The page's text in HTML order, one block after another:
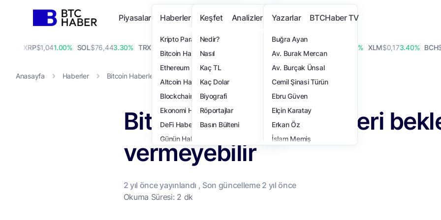
Piyasalar Haberler
Kripto Para Haberi
Bitcoin Haberleri
Ethereum Haberleri
Altcoin Haberleri
Blockchain Haberleri
Ekonomi Haberleri
DeFi Haberleri
Günün Haberleri
Teknoloji Haberleri
NFT Haberleri
Öne Çıkanlar
Finans Haberleri
Keşfet
Nedir?
Nasıl
Kaç TL
Kaç Dolar
Biyografi
Röportajlar
Basın Bülteni
Analizler Yazarlar
Buğra Ayan
Av. Burak Mercan
Av. Burçak Ünsal
Cemil Şinasi Türün
Ebru Güven
Elçin Karatay
Erkan Öz
İslam Memiş
Tansel Kaya
BTCHaber TV
XRP$1,041.00% SOL$76,443.30% TRX$0,33 XLM$0,173.40% BCH
Anasayfa Haberler Bitcoin Haberleri
Bitcoin’de ABD seçimleri
vermeyebilir
2 yıl önce yayınlandı , Son güncelleme2 yılönce
Okuma Süresi: 2 dk